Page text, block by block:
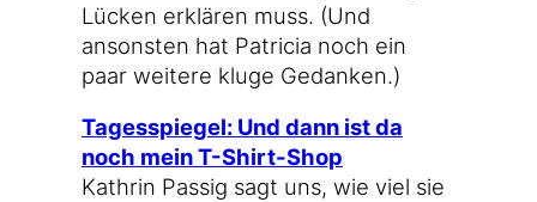
Lücken erklä­ren muss. (Und
ansons­ten hat Patri­cia noch ein
paar wei­te­re klu­ge Gedanken.)
Tages­spie­gel: Und dann ist da
noch mein T-Shirt-Shop
Kath­rin Pas­sig sagt uns, wie viel sie